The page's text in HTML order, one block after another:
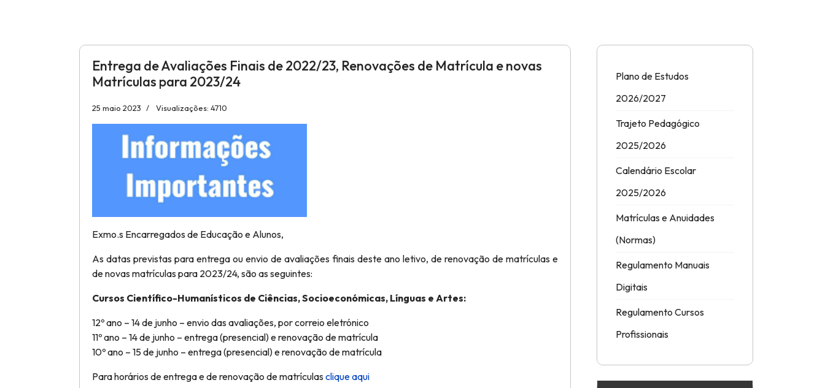
Entrega de Avaliações Finais de 2022/23, Renovações de Matrícula e novas
Matrículas para 2023/24
25 maio 2023 Visualizações: 4710
Exmo.s Encarregados de Educação e Alunos,
As datas previstas para entrega ou envio de avaliações finais deste ano letivo, de renovação de matrículas e
de novas matrículas para 2023/24, são as seguintes:
Cursos Científico-Humanísticos de Ciências, Socioeconómicas, Línguas e Artes:
12º ano – 14 de junho – envio das avaliações, por correio eletrónico
11º ano – 14 de junho – entrega (presencial) e renovação de matrícula
10º ano – 15 de junho – entrega (presencial) e renovação de matrícula
Para horários de entrega e de renovação de matrículas clique aqui
Plano de Estudos
2026/2027
Trajeto Pedagógico
2025/2026
Calendário Escolar
2025/2026
Matrículas e Anuidades
(Normas)
Regulamento Manuais
Digitais
Regulamento Cursos
Profissionais